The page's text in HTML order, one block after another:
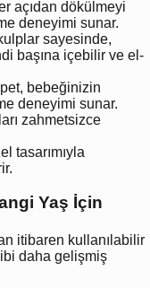
açıdan dökülmeyi
deneyimi sunar.
sayesinde,
başına içebilir ve el-
bebeğinizin
deneyimi sunar.
zahmetsizce
tasarımıyla
Yaş İçin
itibaren kullanılabilir
daha gelişmiş